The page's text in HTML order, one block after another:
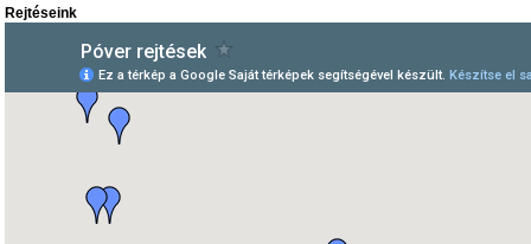
Rejtéseink